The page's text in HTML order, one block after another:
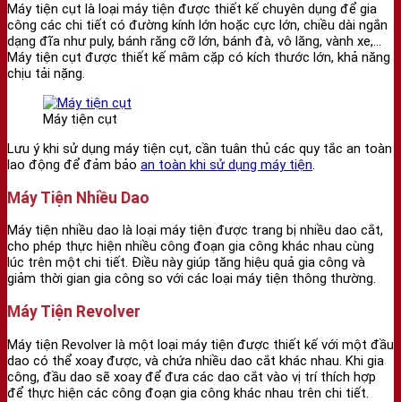
Máy tiện cụt là loại máy tiện được thiết kế chuyên dụng để gia
công các chi tiết có đường kính lớn hoặc cực lớn, chiều dài ngắn
dạng đĩa như puly, bánh răng cỡ lớn, bánh đà, vô lăng, vành xe,…
Máy tiện cụt được thiết kế mâm cặp có kích thước lớn, khả năng
chịu tải nặng.
Máy tiện cụt
Lưu ý khi sử dụng máy tiện cụt, cần tuân thủ các quy tắc an toàn
lao động để đảm bảo an toàn khi sử dụng máy tiện.
Máy Tiện Nhiều Dao
Máy tiện nhiều dao là loại máy tiện được trang bị nhiều dao cắt,
cho phép thực hiện nhiều công đoạn gia công khác nhau cùng
lúc trên một chi tiết. Điều này giúp tăng hiệu quả gia công và
giảm thời gian gia công so với các loại máy tiện thông thường.
Máy Tiện Revolver
Máy tiện Revolver là một loại máy tiện được thiết kế với một đầu
dao có thể xoay được, và chứa nhiều dao cắt khác nhau. Khi gia
công, đầu dao sẽ xoay để đưa các dao cắt vào vị trí thích hợp
để thực hiện các công đoạn gia công khác nhau trên chi tiết.